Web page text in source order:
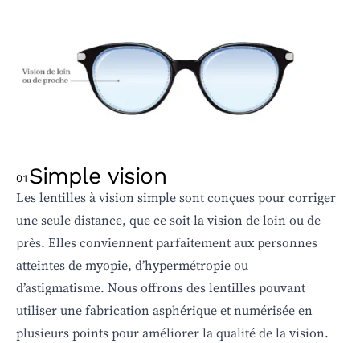
01 Simple vision
Les lentilles à vision simple sont conçues pour corriger
une seule distance, que ce soit la vision de loin ou de
près. Elles conviennent parfaitement aux personnes
atteintes de myopie, d’hypermétropie ou
d’astigmatisme. Nous offrons des lentilles pouvant
utiliser une fabrication asphérique et numérisée en
plusieurs points pour améliorer la qualité de la vision.